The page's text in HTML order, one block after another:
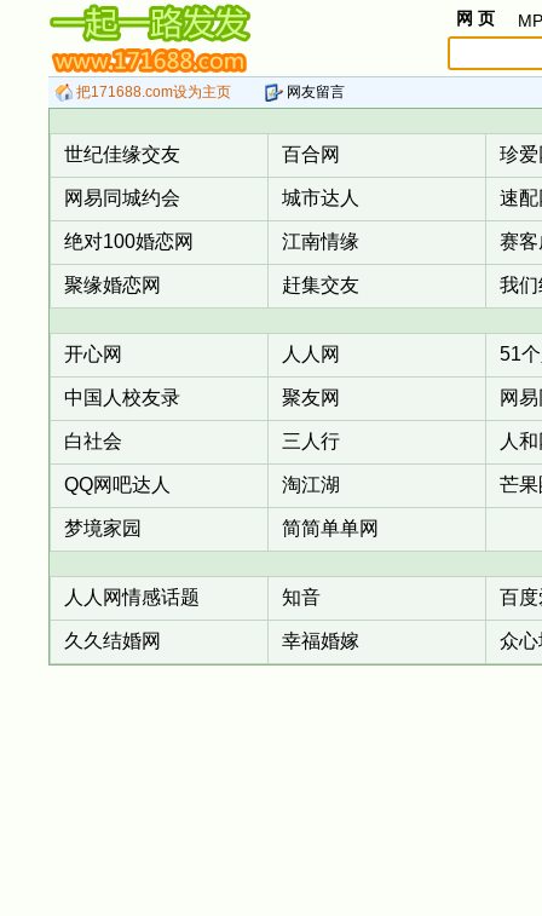
网 页
把171688.com设为主页 网友留言
世纪佳缘交友 百合网 珍爱
网易同城约会 城市达人 速配
绝对100婚恋网 江南情缘 赛
聚缘婚恋网 赶集交友 我
开心网 人人网 51
中国人校友录 聚友网 网
白社会 三人行 人
QQ网吧达人 淘江湖 芒果
梦境家园 简简单单网
人人网情感话题 知音 百
久久结婚网 幸福婚嫁 众心